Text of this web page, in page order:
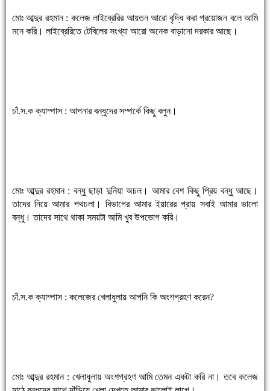
মোঃ আব্দুর রহমান : কলেজ লাইব্রেরির আয়তন আরো বৃদ্ধি করা প্রয়োজন বলে আমি
মনে করি। লাইব্রেরিতে টেবিলের সংখ্যা আরো অনেক বাড়ানো দরকার আছে।
চাঁ.স.ক ক্যাম্পাস : আপনার বন্ধুদের সম্পর্কে কিছু বলুন।
মোঃ আব্দুর রহমান : বন্ধু ছাড়া দুনিয়া অচল। আমার বেশ কিছু প্রিয় বন্ধু আছে।
তাদের নিয়ে আমার পথচলা। বিভাগের আমার ইয়ারের প্রায় সবাই আমার ভালো
বন্ধু। তাদের সাথে থাকা সময়টা আমি খুব উপভোগ করি।
চাঁ.স.ক ক্যাম্পাস : কলেজের খেলাধুলায় আপনি কি অংশগ্রহণ করেন?
মোঃ আব্দুর রহমান : খেলাধুলায় অংশগ্রহণ আমি তেমন একটা করি না। তবে কলেজ